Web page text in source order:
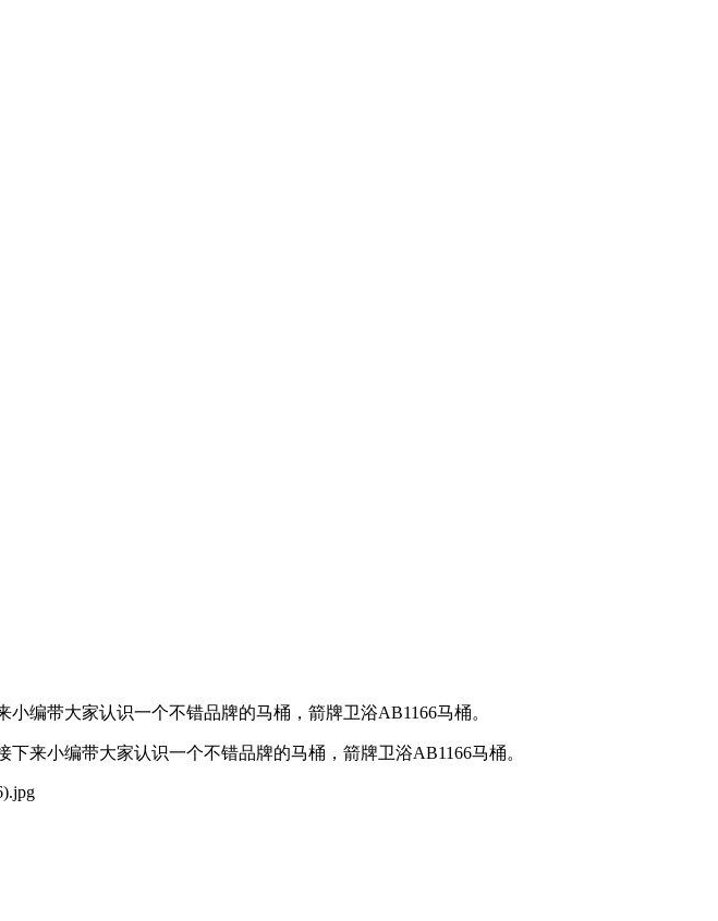
编带大家认识一个不错品牌的马桶，箭牌卫浴AB1166马桶。
小编带大家认识一个不错品牌的马桶，箭牌卫浴AB1166马桶。